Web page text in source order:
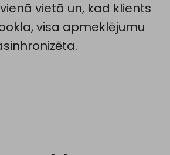
vietā un, kad klients
visa apmeklējumu